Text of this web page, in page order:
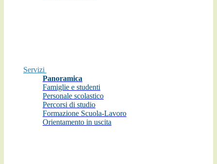
Servizi
Panoramica
Famiglie e studenti
Personale scolastico
Percorsi di studio
Formazione Scuola-Lavoro
Orientamento in uscita